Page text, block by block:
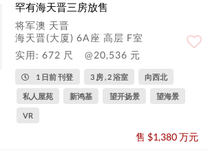
罕有海天晋三房放售
将军澳 天晋
海天晋(大厦) 6A座 高层 F室
实用: 672 尺
@20,536 元
1 日前 刊登 3 房 , 2 浴室 向西北
私人屋苑 新鸿基 望开扬景 望海景
VR
售 $1,380 万元